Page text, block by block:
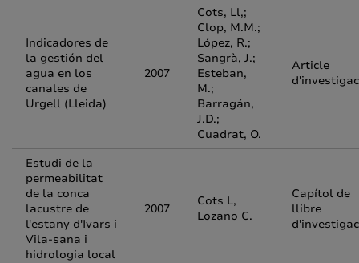
Indicadores de
la gestión del
agua en los
canales de
Urgell (Lleida)
2007
Cots, Ll,;
Clop, M.M.;
López, R.;
Sangrà, J.;
Esteban,
M.;
Barragán,
J.D.;
Cuadrat, O.
Article
Estudi de la
permeabilitat
de la conca
lacustre de
l'estany d'Ivars i
Vila-sana i
hidrologia local
2007
Cots L,
Lozano C.
Capítol de
llibre